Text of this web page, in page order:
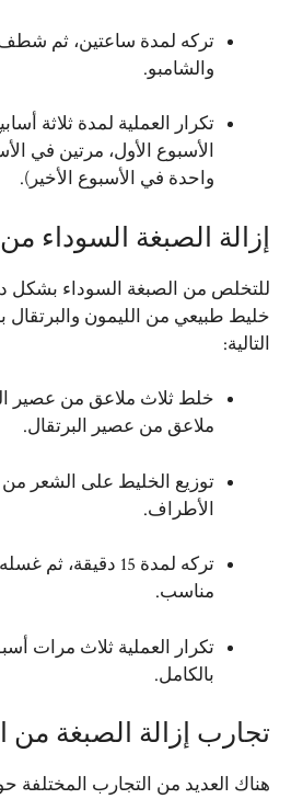
تركه لمدة ساعتين، ثم شطف
والشامبو.
الأسبوع الأول، مرتين في
واحدة في الأسبوع الأخير).
إزالة الصبغة السوداء
للتخلص من الصبغة السوداء بشكل
خليط طبيعي من الليمون والبرتقال
التالية:
خلط ثلاث ملاعق من عصير
ملاعق من عصير البرتقال.
توزيع الخليط على الشعر
الأطراف.
تركه لمدة 15 دقيقة،
مناسب.
تكرار العملية ثلاث مرات
بالكامل.
تجارب إزالة الصبغة من
هناك العديد من التجارب المختلفة